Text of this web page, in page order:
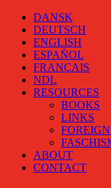
DANSK
DEUTSCH
ENGLISH
ESPAÑOL
FRANÇAIS
NDL
RESOURCES
BOOKS
LINKS
ABOUT
CONTACT